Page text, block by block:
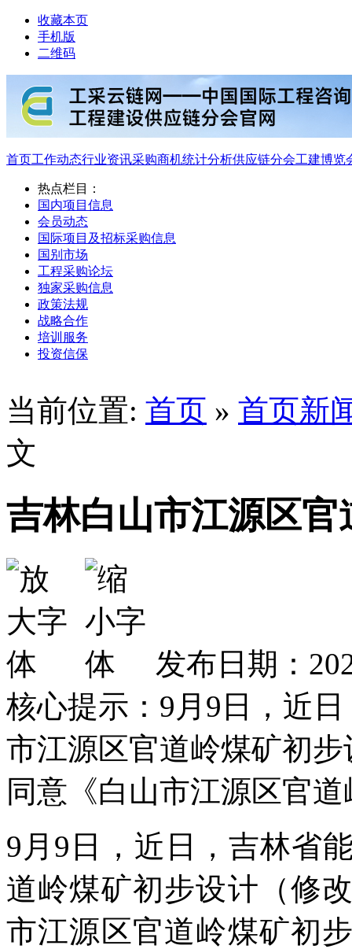
收藏本页
手机版
二维码
首页工作动态行业资讯采购商机统计分析供应链分会工建博览
热点栏目：
国内项目信息
会员动态
国际项目及招标采购信息
国别市场
工程采购论坛
独家采购信息
政策法规
战略合作
培训服务
投资信保
当前位置: 首页 » 首页新
文
吉林白山市江源区
发布日期：
核心提示：9月9日，近
市江源区官道岭煤矿初
同意《白山市江源区官
9月9日，近日，吉林省
道岭煤矿初步设计（修
市江源区官道岭煤矿初